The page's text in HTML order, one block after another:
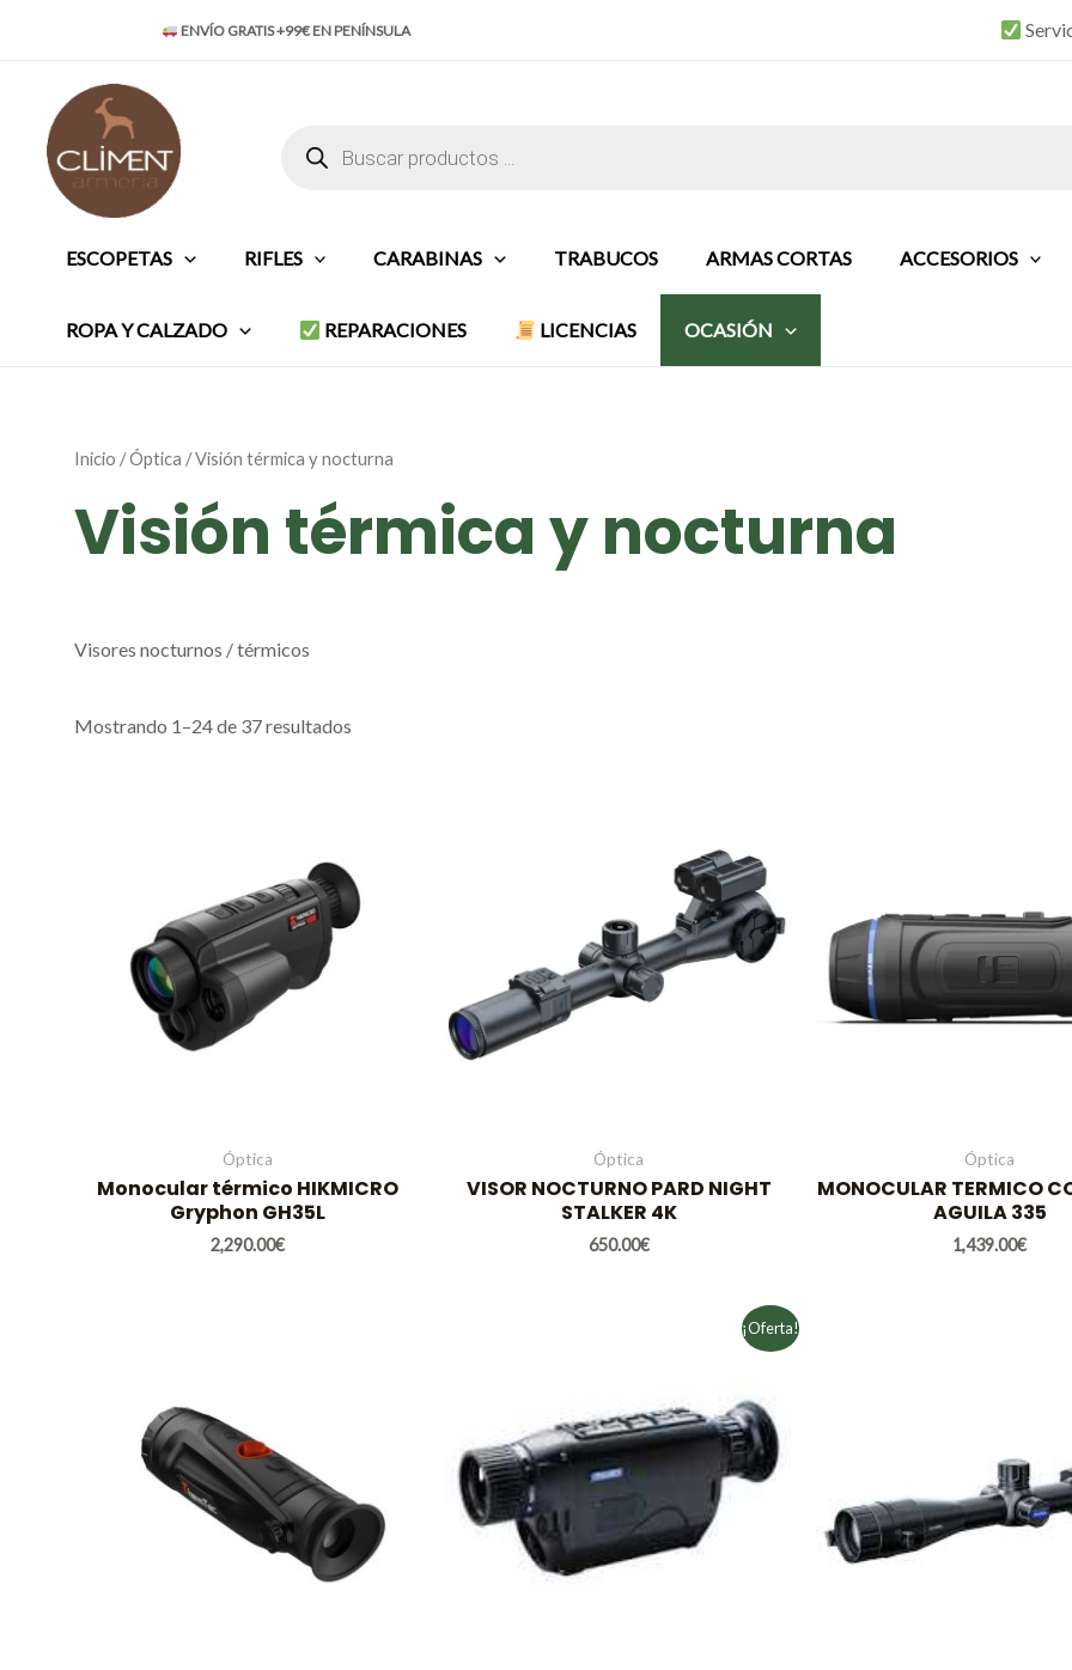
ENVÍO GRATIS +99€ EN PENÍNSULA
productos
ESCOPETAS RIFLES CARABINAS TRABUCOS ARMAS CORTAS ACCESORIOS
ROPA Y CALZADO REPARACIONES LICENCIAS OCASIÓN
Inicio /Óptica / Visión térmica y nocturna
Visión térmica y nocturna
Visores nocturnos / térmicos
Mostrando 1–24 de 37 resultados
por
Óptica
Monocular térmico HIKMICRO
Gryphon GH35L
2,290.00€
Óptica
VISOR NOCTURNO PARD NIGHT
STALKER 4K
650.00€
Óptica
MONOCULAR TERMICO
AGUILA 335
1,439.00€
¡Oferta!
1,799.00€.1,299.00€.